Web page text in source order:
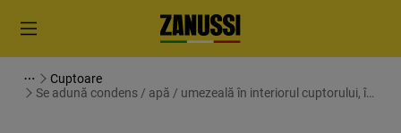
Cuptoare
Se adună condens / apă / umezeală în interiorul cuptorului, în